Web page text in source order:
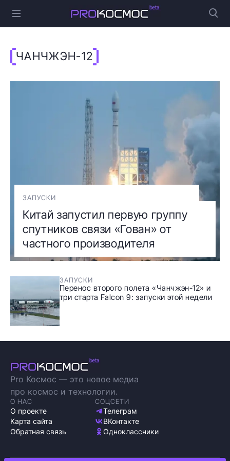
ЧАНЧЖЭН-12
ЗАПУСКИ
Китай запустил первую группу
спутников связи «Гован» от
частного производителя
ЗАПУСКИ
Перенос второго полета «Чанчжэн-12» и
три старта Falcon 9: запуски этой недели
Pro Космос — это новое медиа
про космос и технологии.
О НАС
О проекте
Карта сайта
Обратная связь
СОЦСЕТИ
Телеграм
ВКонтакте
Одноклассники